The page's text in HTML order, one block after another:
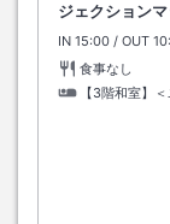
ジェクション
IN チェックイン
15:00 / OUT チ
食事なし
【3階和室】